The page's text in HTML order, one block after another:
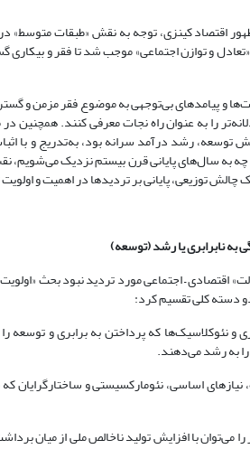
بحران بزرگ 1929 و ظهور اقتصاد کینزی، توجه به نقش
و پیامدهای بی‌توجهی به موضوع فقر مزمن و
معیار سنجش توسعه، رشد درآمد سرانه بود،
به سال‌های پایانی قرن بیستم نزدیک می‌شویم،
اقتصادی – اجتماعی مورد تردید نبود بحث
دسته کلی تقسیم کرد:
و نئوکلاسیک‌ها که پرداختن به برابری و توسعه
را به رشد‌ می‌دهند.
نیازهای اساسی، نئومارکسیستی و ساختارگرایان
می‌توان با افزایش تولید ناخالص ملی از میان